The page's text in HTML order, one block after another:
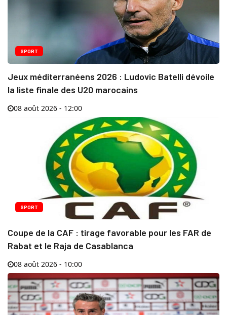
SPORT
Jeux méditerranéens 2026 : Ludovic Batelli dévoile
la liste finale des U20 marocains
08 août 2026 - 12:00
SPORT
Coupe de la CAF : tirage favorable pour les FAR de
Rabat et le Raja de Casablanca
08 août 2026 - 10:00